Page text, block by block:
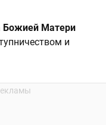
Божией Матери
и